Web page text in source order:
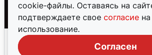
cookie-файлы. Оставаясь на
подтверждаете свое согласие
использование.
Согласен
Взрывы в Воронеже после
тревоги